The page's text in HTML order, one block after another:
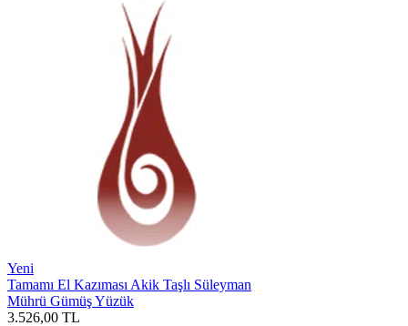
Yeni
Tamamı El Kazıması Akik Taşlı Süleyman
Mührü Gümüş Yüzük
3.526,00 TL